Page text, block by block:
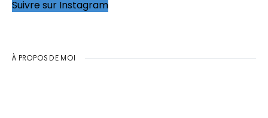
Suivre sur Instagram
À PROPOS DE MOI